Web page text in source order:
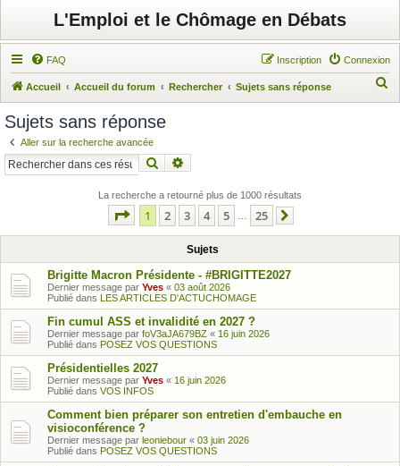
L'Emploi et le Chômage en Débats
FAQ Connexion
Inscription
Accueil Accueil du forum Rechercher Sujets sans réponse
h
Sujets sans réponse
Aller sur la recherche avancée
Rechercher
La recherche a retourné plus de 1000 résultats
Page 1sur25
1 2 3 4 5 25
Sujets
Brigitte Macron Présidente - #BRIGITTE2027
Dernier message par Yves « 03 août 2026
Publié dans LES ARTICLES D'ACTUCHOMAGE
Fin cumul ASS et invalidité en 2027 ?
Dernier message par foV3aJA679BZ « 16 juin 2026
Publié dans POSEZ VOS QUESTIONS
Présidentielles 2027
Dernier message par Yves « 16 juin 2026
Publié dans VOS INFOS
Comment bien préparer son entretien d'embauche en
visioconférence ?
Dernier message par leoniebour « 03 juin 2026
Publié dans POSEZ VOS QUESTIONS